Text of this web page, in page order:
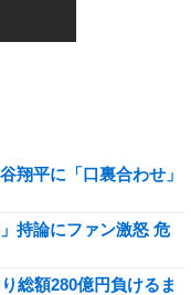
翔平に「口裏合わせ」
持論にファン激怒 危
総額280億円負けるま